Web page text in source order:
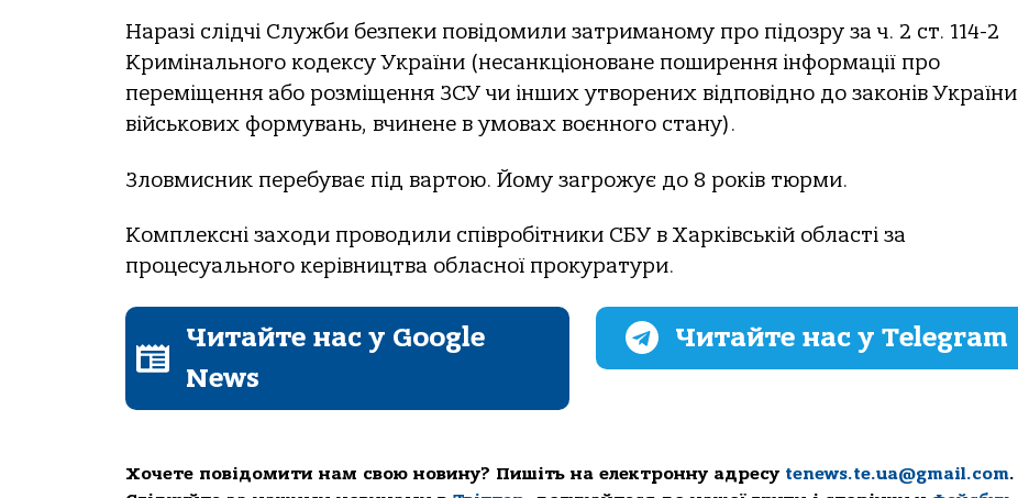
Наразі слідчі Служби безпеки повідомили затриманому про підозру за ч. 2 ст. 114-2
Кримінального кодексу України (несанкціоноване поширення інформації про
переміщення або розміщення ЗСУ чи інших утворених відповідно до законів України
військових формувань, вчинене в умовах воєнного стану).
Зловмисник перебуває під вартою. Йому загрожує до 8 років тюрми.
Комплексні заходи проводили співробітники СБУ в Харківській області за
процесуального керівництва обласної прокуратури.
Читайте нас у Google
News
Читайте нас у Telegram
Хочете повідомити нам свою новину? Пишіть на електронну адресу tenews.te.ua@gmail.com.